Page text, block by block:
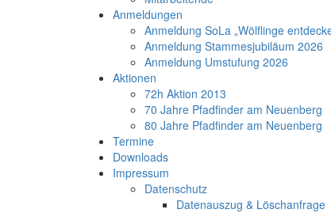
Anmeldungen
Anmeldung SoLa „Wölflinge
Anmeldung Stammesjubiläum 2026
Anmeldung Umstufung 2026
Aktionen
72h Aktion 2013
70 Jahre Pfadfinder am Neuenberg
80 Jahre Pfadfinder am Neuenberg
Termine
Downloads
Impressum
Datenschutz
Datenauszug & Löschanfrage